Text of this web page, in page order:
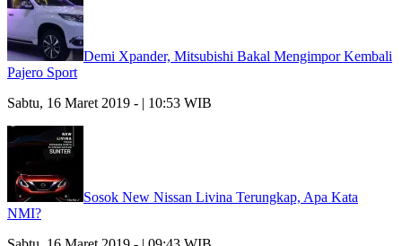
Demi Xpander, Mitsubishi Bakal Mengimpor Kembali
Pajero Sport
Sabtu, 16 Maret 2019 - | 10:53 WIB
Sosok New Nissan Livina Terungkap, Apa Kata
NMI?